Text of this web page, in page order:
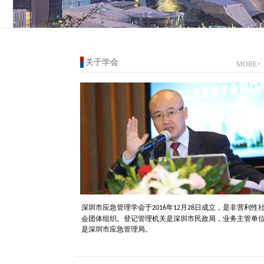
关于学会 MORE+
深圳市应急管理学会于2016年12月 28日成立，是非营利性
会团体组织。登记管理机关是深圳市民政局，业务主管单
是深圳市应急管理局。